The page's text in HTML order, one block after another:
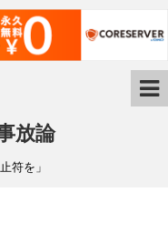
放論
符を」